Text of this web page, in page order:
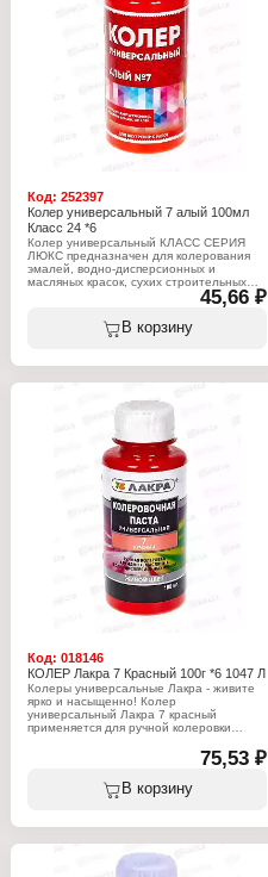
Виды работ: для внутренних и наружных
Цвет: № 12 Салатный
Состав: пигменты, функциональные
добавки, консервант в таре, вода
Объем: 100 мл
Код: 252397
Колер универсальный 7 алый 100мл
Класс 24 *6
Колер универсальный КЛАСС СЕРИЯ
ЛЮКС предназначен для колерования
эмалей, водно-дисперсионных и
масляных красок, сухих строительных
смесей, растворов, побелочных и других
составов. Применяется для внутренних и
наружных работ. Позволяет получить
неограниченное количество цветов и
Производитель: Континенталь
Торговая марка: КЛАСС
Тип товара: Колер
Назначение: универсальный, для красок
Виды работ: для внутренних и наружных
Цвет: № 7 Алый
Состав: пигменты, функциональные
добавки, консервант в таре, вода
Объем: 100 мл
45,66 ₽
В корзину
Код: 018146
КОЛЕР Лакра 7 Красный 100г *6 1047 Л
Колеры универсальные Лакра - живите
ярко и насыщенно! Колер
универсальный Лакра 7 красный
применяется для ручной колеровки
воднодисперсионных красок и составов.
Самостоятельного применения не
имеет. Не использовать в чистом виде и
не разбавлять водой или
используемой краски (эмаль, масляная
краска, водно-дисперсионная краска).
Перед применением хорошо встряхнуть.
75,53 ₽
В корзину